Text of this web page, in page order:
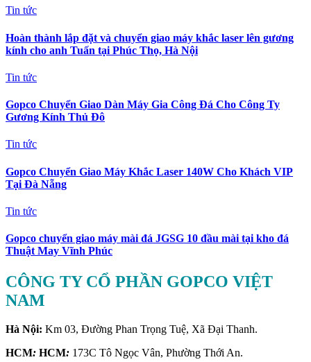
Tin tức
Hoàn thành lắp đặt và chuyển giao máy khắc laser lên gương
kính cho anh Tuấn tại Phúc Thọ, Hà Nội
Tin tức
Gopco Chuyển Giao Dàn Máy Gia Công Đá Cho Công Ty
Gương Kính Thủ Đô
Tin tức
Gopco Chuyển Giao Máy Khắc Laser 140W Cho Khách VIP
Tại Đà Nẵng
Tin tức
Gopco chuyển giao máy mài đá JGSG 10 đầu mài tại kho đá
Thuật May Vĩnh Phúc
CÔNG TY CỔ PHẦN GOPCO VIỆT
NAM
Hà Nội: Km 03, Đường Phan Trọng Tuệ, Xã Đại Thanh.
HCM: HCM: 173C Tô Ngọc Vân, Phường Thới An.